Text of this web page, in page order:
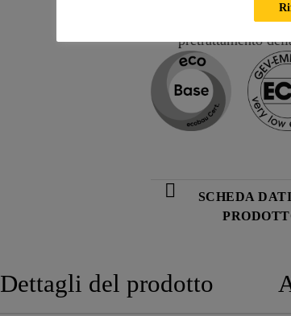
Primerizzabile con
pretrattamento
SCHEDA
Dettagli del prodotto